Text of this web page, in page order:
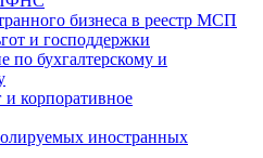
бизнеса в реестр МСП
и господдержки
по бухгалтерскому и
корпоративное
иностранных